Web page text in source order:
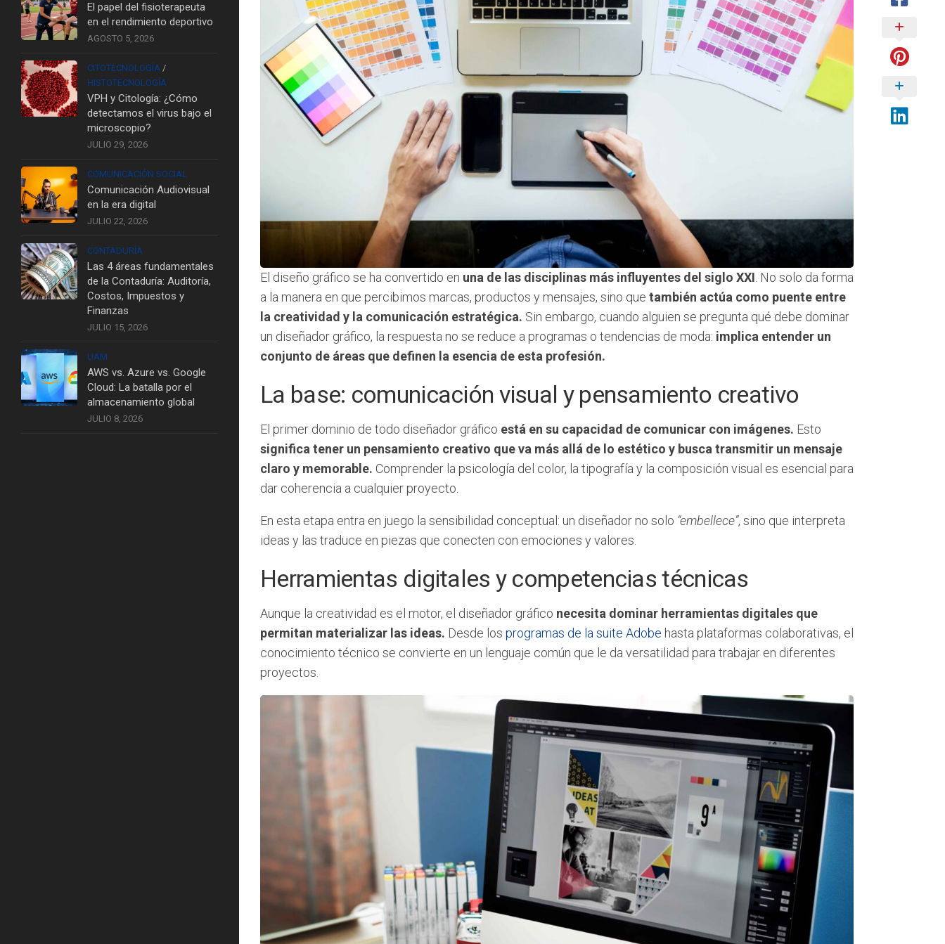
El diseño gráfico se ha convertido en una de las disciplinas más influyentes del siglo XXI . No solo da forma
a la manera en que percibimos marcas, productos y mensajes, sino que también actúa como puente entre
la creatividad y la comunicación estratégica. Sin embargo, cuando alguien se pregunta qué debe dominar
un diseñador gráfico, la respuesta no se reduce a programas o tendencias de moda: implica entender un
conjunto de áreas que definen la esencia de esta profesión.
La base: comunicación visual y pensamiento creativo
El primer dominio de todo diseñador gráfico está en su capacidad de comunicar con imágenes. Esto
significa tener un pensamiento creativo que va más allá de lo estético y busca transmitir un mensaje
claro y memorable. Comprender la psicología del color, la tipografía y la composición visual es esencial para
dar coherencia a cualquier proyecto.
En esta etapa entra en juego la sensibilidad conceptual: un diseñador no solo “embellece”, sino que interpreta
ideas y las traduce en piezas que conecten con emociones y valores.
Herramientas digitales y competencias técnicas
Aunque la creatividad es el motor, el diseñador gráfico necesita dominar herramientas digitales que
permitan materializar las ideas. Desde los programas de la suite Adobe hasta plataformas colaborativas, el
conocimiento técnico se convierte en un lenguaje común que le da versatilidad para trabajar en diferentes
proyectos.
El papel del fisioterapeuta
en el rendimiento deportivo
AGOSTO 5, 2026
CITOTECNOLOGÍA /
HISTOTECNOLOGÍA
VPH y Citología: ¿Cómo
detectamos el virus bajo el
microscopio?
JULIO 29, 2026
COMUNICACIÓN SOCIAL
Comunicación Audiovisual
en la era digital
JULIO 22, 2026
CONTADURÍA
Las 4 áreas fundamentales
de la Contaduría: Auditoría,
Costos, Impuestos y
Finanzas
JULIO 15, 2026
UAM
AWS vs. Azure vs. Google
Cloud: La batalla por el
almacenamiento global
JULIO 8, 2026